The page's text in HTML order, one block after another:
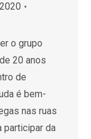
o grupo
20 anos
de
é bem-
nas ruas
participar da